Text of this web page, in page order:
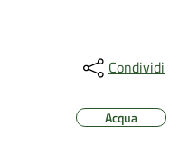
Condividi
Acqua